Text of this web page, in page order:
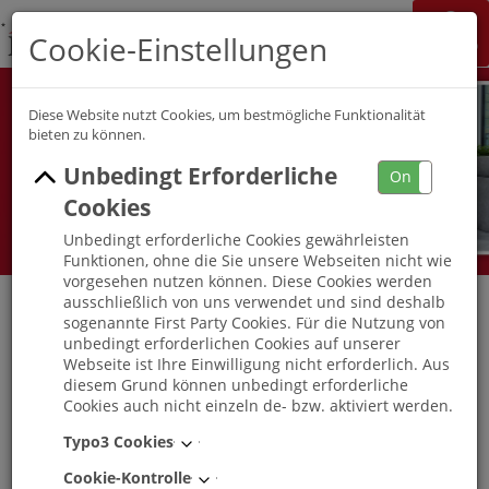
Jobchannel
Job Map
Serviceleitung / Organisationstalent (w/m/d)
K&S Wohnen mit Service Senftenberg
Cookie-Einstellungen
Diese Website nutzt Cookies, um bestmögliche Funktionalität
bieten zu können.
Unbedingt Erforderliche
Cookies
On
Unbedingt erforderliche Cookies gewährleisten
Funktionen, ohne die Sie unsere Webseiten nicht wie
vorgesehen nutzen können. Diese Cookies werden
ausschließlich von uns verwendet und sind deshalb
sogenannte First Party Cookies. Für die Nutzung von
unbedingt erforderlichen Cookies auf unserer
Webseite ist Ihre Einwilligung nicht erforderlich. Aus
diesem Grund können unbedingt erforderliche
Cookies auch nicht einzeln de- bzw. aktiviert werden.
Typo3 Cookies
Cookie-Kontrolle